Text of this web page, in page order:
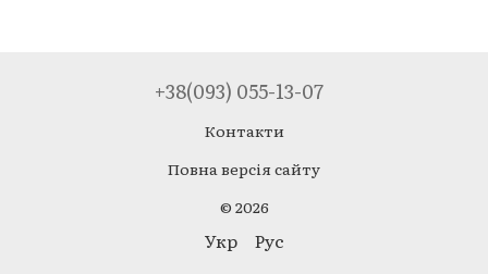
+38(093) 055-13-07
Контакти
Повна версія сайту
© 2026
Укр Рус